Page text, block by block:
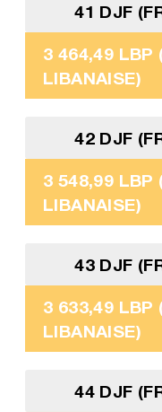
41 DJF
3 464,49 LBP
LIBANAISE)
42 DJF
3 548,99 LBP
LIBANAISE)
43 DJF
3 633,49 LBP
LIBANAISE)
44 DJF